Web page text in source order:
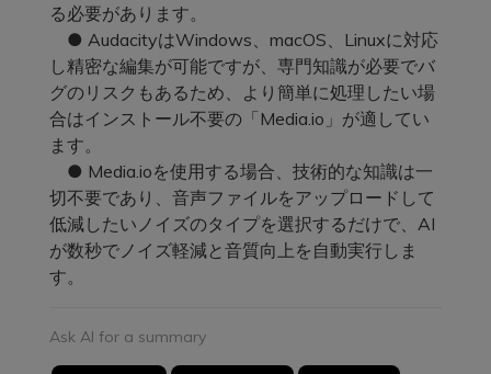
る必要があります。
● AudacityはWindows、macOS、Linuxに対応
し精密な編集が可能ですが、専門知識が必要でバ
グのリスクもあるため、より簡単に処理したい場
合はインストール不要の「Media.io」が適してい
ます。
● Media.ioを使用する場合、技術的な知識は一
切不要であり、音声ファイルをアップロードして
低減したいノイズのタイプを選択するだけで、AI
が数秒でノイズ軽減と音質向上を自動実行しま
す。
Ask AI for a summary